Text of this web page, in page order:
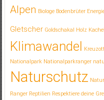
Alpen Biologe Bodenbrüter
Gletscher Goldschakal Holz
Klimawandel
Nationalpark Nationalparkranger
Naturschutz
Ranger Reptilien Respektiere deine